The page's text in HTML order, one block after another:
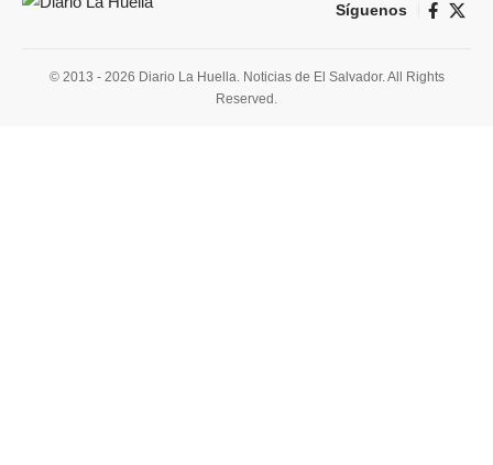
Síguenos
© 2013 - 2026 Diario La Huella. Noticias de El Salvador. All Rights
Reserved.